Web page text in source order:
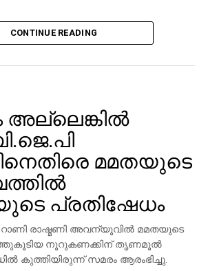
CONTINUE READING
അല്ലെങ്കില്‍
മമതയുടെ
പ്രതിഷേധം
രാഷ്മണി അവന്യൂവില്‍ മമതയുടെ
നൂറുകണക്കിന് തൃണമൂല്‍
കുത്തിയിരുന്ന് സമരം ആരംഭിച്ചു.